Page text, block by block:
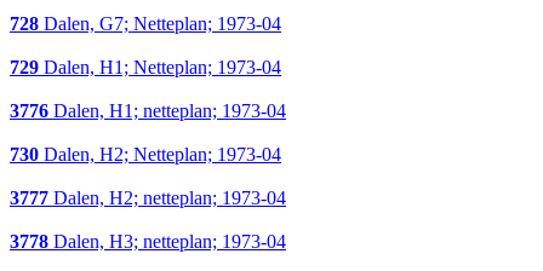
728 Dalen, G7; Netteplan; 1973-04
729 Dalen, H1; Netteplan; 1973-04
3776 Dalen, H1; netteplan; 1973-04
730 Dalen, H2; Netteplan; 1973-04
3777 Dalen, H2; netteplan; 1973-04
3778 Dalen, H3; netteplan; 1973-04